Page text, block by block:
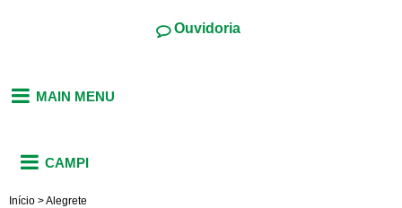
Ouvidoria
MAIN MENU
CAMPI
Início >Alegrete